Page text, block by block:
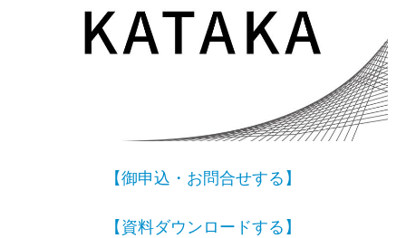
【御申込・お問合せする】
【資料ダウンロードする】